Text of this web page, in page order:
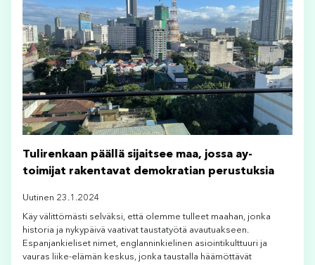
Tulirenkaan päällä sijaitsee maa, jossa ay-
toimijat rakentavat demokratian perustuksia
Uutinen 23.1.2024
Käy välittömästi selväksi, että olemme tulleet maahan, jonka
historia ja nykypäivä vaativat taustatyötä avautuakseen.
Espanjankieliset nimet, englanninkielinen asiointikulttuuri ja
vauras liike-elämän keskus, jonka taustalla häämöttävät